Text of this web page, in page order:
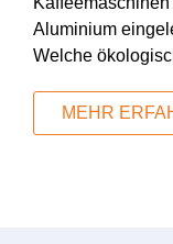
Aluminium
Welche
MEHR